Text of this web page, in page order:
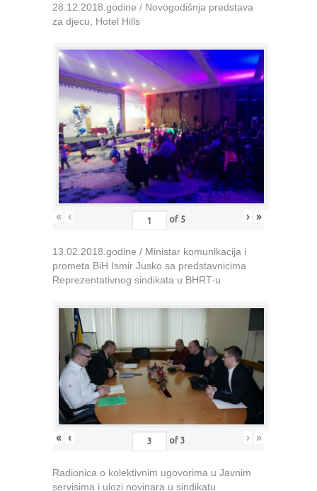
28.12.2018.godine / Novogodišnja predstava
za djecu, Hotel Hills
« ‹ of 5 › »
13.02.2018.godine / Ministar komunikacija i
prometa BiH Ismir Jusko sa predstavnicima
Reprezentativnog sindikata u BHRT-u
« ‹ of 3 › »
Radionica o kolektivnim ugovorima u Javnim
servisima i ulozi novinara u sindikatu